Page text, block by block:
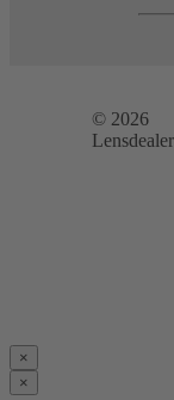
© 2026
Lensdealer
×
×